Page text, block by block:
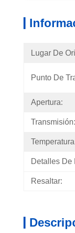
Lugar De
Punto De
Apertura:
Transmisión:
Detalles De
Resaltar: